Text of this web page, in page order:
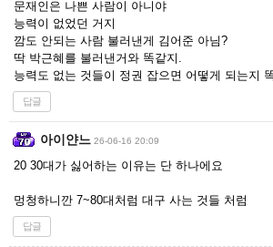
문재인은 나쁜 사람이 아니야
능력이 없었던 거지
깜도 안되는 사람 불러낸게 김어준 아님?
딱 박근혜를 불러낸거와 똑같지.
능력도 없는 것들이 정권 잡으면 어떻게 되는지
답글
아이얀느 26-06-16 20:09
20 30대가 싫어하는 이유는 단 하나에요
멍청하니깐 7~80대처럼 대구 사는 것들 처럼
답글